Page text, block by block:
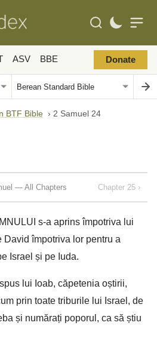
ASV BBE Donate
BTF Bible › 2 Samuel 24
— All Chapters Chapter 25 ›
s-a aprins împotriva lui
David împotriva lor pentru a
Israel și pe Iuda.
lui Ioab, căpetenia oștirii,
prin toate triburile lui Israel, de
și numărați poporul, ca să știu